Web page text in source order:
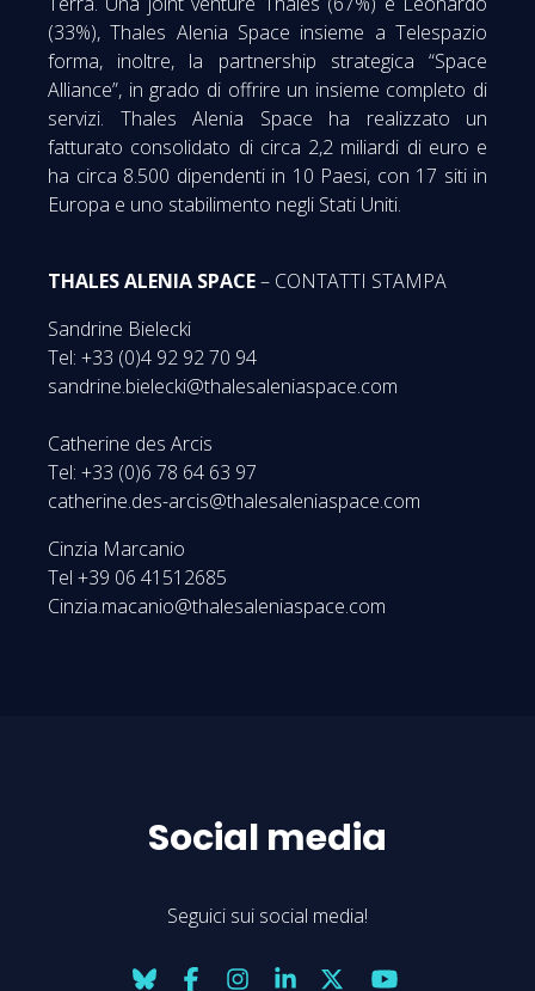
(33%), Thales Alenia Space insieme a Telespazio
forma, inoltre, la partnership strategica “Space
Alliance”, in grado di offrire un insieme completo di
servizi. Thales Alenia Space ha realizzato un
fatturato consolidato di circa 2,2 miliardi di euro e
ha circa 8.500 dipendenti in 10 Paesi, con 17 siti in
Europa e uno stabilimento negli Stati Uniti.
THALES ALENIA SPACE– CONTATTI STAMPA
Sandrine Bielecki
Tel: +33 (0)4 92 92 70 94
sandrine.bielecki@thalesaleniaspace.com
Catherine des Arcis
Tel: +33 (0)6 78 64 63 97
catherine.des-arcis@thalesaleniaspace.com
Cinzia Marcanio
Tel +39 06 41512685
Cinzia.macanio@thalesaleniaspace.com
Social media
Seguici sui social media!